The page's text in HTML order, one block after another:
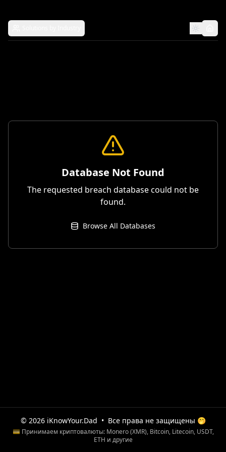
Database Not Found
The requested breach database could not be
found.
Browse All Databases
© 2026 iKnowYour.Dad • Все права не защищены 🤭
💳 Принимаем криптовалюты: Monero (XMR), Bitcoin, Litecoin, USDT,
ETH и другие